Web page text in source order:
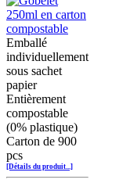
Emballé
individuellement
sous sachet
papier
Entièrement
compostable
(0% plastique)
Carton de 900
pcs
[Détails du produit...]